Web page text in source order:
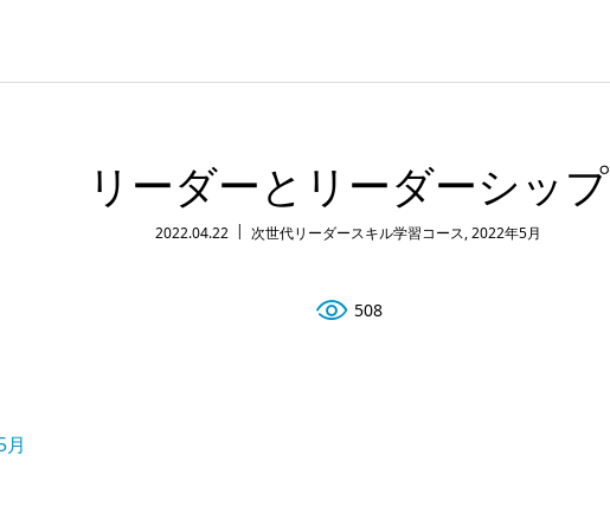
リーダーとリーダーシップ
2022.04.22 次世代リーダースキル学習コース,2022年5月
508